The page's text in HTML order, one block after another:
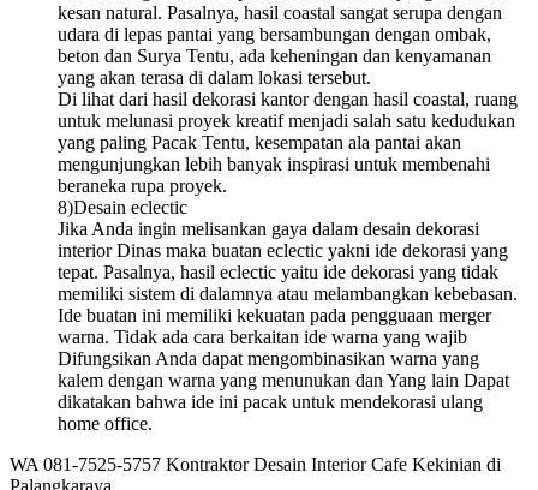
kesan natural. Pasalnya, hasil coastal sangat serupa dengan
udara di lepas pantai yang bersambungan dengan ombak,
beton dan Surya Tentu, ada keheningan dan kenyamanan
yang akan terasa di dalam lokasi tersebut.
Di lihat dari hasil dekorasi kantor dengan hasil coastal, ruang
untuk melunasi proyek kreatif menjadi salah satu kedudukan
yang paling Pacak Tentu, kesempatan ala pantai akan
mengunjungkan lebih banyak inspirasi untuk membenahi
beraneka rupa proyek.
8)Desain eclectic
Jika Anda ingin melisankan gaya dalam desain dekorasi
interior Dinas maka buatan eclectic yakni ide dekorasi yang
tepat. Pasalnya, hasil eclectic yaitu ide dekorasi yang tidak
memiliki sistem di dalamnya atau melambangkan kebebasan.
Ide buatan ini memiliki kekuatan pada pengguaan merger
warna. Tidak ada cara berkaitan ide warna yang wajib
Difungsikan Anda dapat mengombinasikan warna yang
kalem dengan warna yang menunukan dan Yang lain Dapat
dikatakan bahwa ide ini pacak untuk mendekorasi ulang
home office.
WA 081-7525-5757 Kontraktor Desain Interior Cafe Kekinian di
Palangkaraya